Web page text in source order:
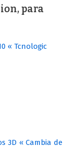
para
« Tcnologic
3D « Cambia de